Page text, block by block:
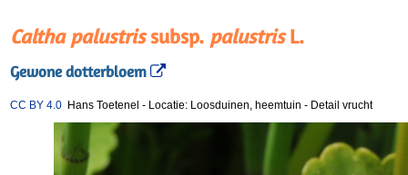
Caltha palustrissubsp. palustrisL.
Gewone dotterbloem
CC BY 4.0 Hans Toetenel - Locatie: Loosduinen, heemtuin - Detail vrucht